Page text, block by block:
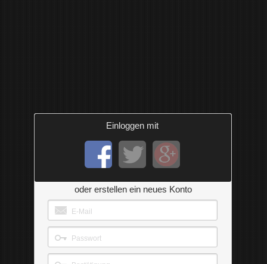
Einloggen mit
oder erstellen ein neues Konto